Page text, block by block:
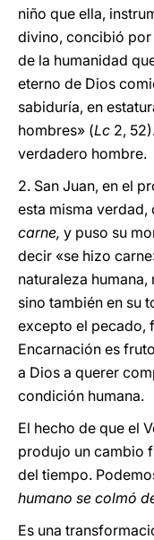
niño que ella,
divino, concibió por
de la humanidad
eterno de Dios
sabiduría, en
hombres» (Lc 2,
verdadero hombre.
2. San Juan, en el
esta misma verdad,
carne, y puso su
decir «se hizo
naturaleza
sino también en su
excepto el pecado,
Encarnación es
a Dios a querer
condición humana.
El hecho de que el
produjo un cambio
del tiempo.
humano se colmó
Es una